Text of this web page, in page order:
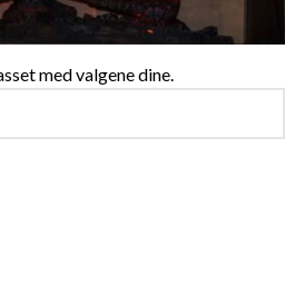
pipehatt
med valgene dine.